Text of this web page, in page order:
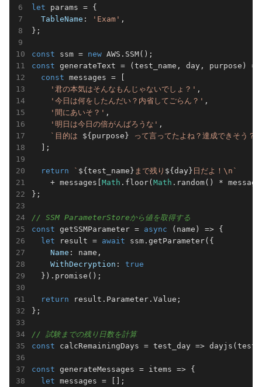
let params = {
TableName : 'Exam' ,
};
const ssm = new
const generateText = (test_name, day, purpose ) =>
const messages = [
'君の本気はそんなもんじゃないでしょ？' ,
'今日は何をしたんだい？内省してごらん？' ,
'間にあいそ？' ,
'明日は今日の倍がんばろうな' ,
`目的は ${purpose} って言ってたよね？達成できそう？`
];
return ` ${test_name} まで残り ${day} 日だよ！\n`
    + messages[
Math .floor(Math .random() *
};
// SSM ParameterStoreから値を取得する
const getSSMParameter = async (name) => {
let result = await ssm.getParameter({
Name : name,
WithDecryption : true
}).promise();
return result.Parameter.Value;
};
// 試験までの残り日数を計算
const calcRemainingDays = test_day =>
const generateMessages = items => {
let messages = [];